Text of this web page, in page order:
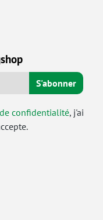
S'abonner
confidentialité, j'ai